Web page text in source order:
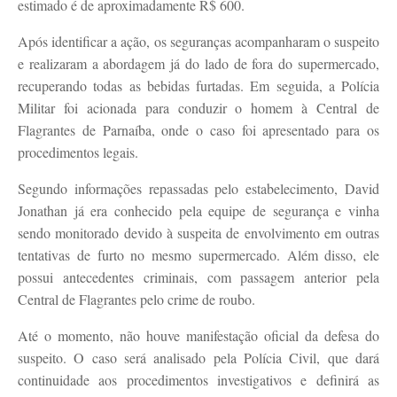
estimado é de aproximadamente R$ 600.
Após identificar a ação, os seguranças acompanharam o suspeito
e realizaram a abordagem já do lado de fora do supermercado,
recuperando todas as bebidas furtadas. Em seguida, a Polícia
Militar foi acionada para conduzir o homem à Central de
Flagrantes de Parnaíba, onde o caso foi apresentado para os
procedimentos legais.
Segundo informações repassadas pelo estabelecimento, David
Jonathan já era conhecido pela equipe de segurança e vinha
sendo monitorado devido à suspeita de envolvimento em outras
tentativas de furto no mesmo supermercado. Além disso, ele
possui antecedentes criminais, com passagem anterior pela
Central de Flagrantes pelo crime de roubo.
Até o momento, não houve manifestação oficial da defesa do
suspeito. O caso será analisado pela Polícia Civil, que dará
continuidade aos procedimentos investigativos e definirá as